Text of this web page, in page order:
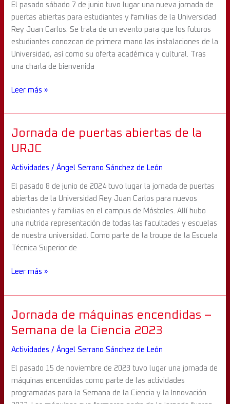
El pasado sábado 7 de junio tuvo lugar una nueva jornada de
puertas abiertas para estudiantes y familias de la Universidad
Rey Juan Carlos. Se trata de un evento para que los futuros
estudiantes conozcan de primera mano las instalaciones de la
Universidad, así como su oferta académica y cultural. Tras
una charla de bienvenida
jornada
de
puertas
Leer más »
Jornada de puertas abiertas de la
URJC
Actividades /Ángel Serrano Sánchez de León
El pasado 8 de junio de 2024 tuvo lugar la jornada de puertas
abiertas de la Universidad Rey Juan Carlos para nuevos
estudiantes y familias en el campus de Móstoles. Allí hubo
una nutrida representación de todas las facultades y escuelas
de nuestra universidad. Como parte de la troupe de la Escuela
Técnica Superior de
Jornada
de
abiertas
Leer más »
Jornada de máquinas encendidas –
Semana de la Ciencia 2023
Actividades /Ángel Serrano Sánchez de León
El pasado 15 de noviembre de 2023 tuvo lugar una jornada de
máquinas encendidas como parte de las actividades
programadas para la Semana de la Ciencia y la Innovación
Jornada
de
encendidas
Semana
la